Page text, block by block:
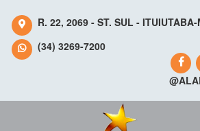
R. 22, 2069 - ST. SUL - ITUIUTABA-
(34) 3269-7200